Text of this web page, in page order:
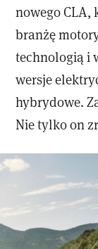
nowego
branżę
technologią i
wersje
hybrydowe.
Nie tylko on